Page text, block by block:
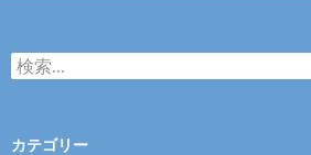
検
索:
カテゴリー